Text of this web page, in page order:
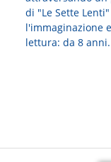
di "Le Sette
l'immaginazione
lettura: da 8 anni.